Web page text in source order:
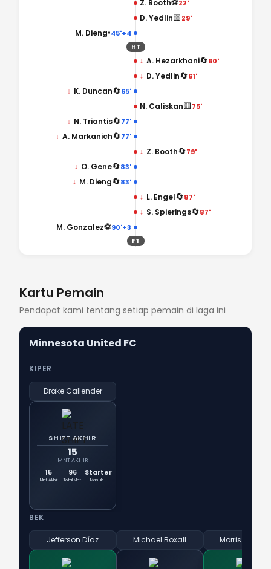
Z. Booth⚽22'
D. Yedlin🟨29'
45'+4
•
M. Dieng
HT
↓ A. Hezarkhani🔄60'
↓ D. Yedlin🔄61'
65'
🔄
↓ K. Duncan
N. Caliskan🟨75'
77'
🔄
↓ N. Triantis
77'
🔄
↓ A. Markanich
↓ Z. Booth🔄79'
83'
🔄
↓ O. Gene
83'
🔄
↓ M. Dieng
↓ L. Engel🔄87'
↓ S. Spierings🔄87'
90'+3
⚽
M. Gonzalez
FT
Kartu Pemain
Pendapat kami tentang setiap pemain di laga ini
Minnesota United FC
KIPER
Drake Callender
SHIFT AKHIR
15
MNT AKHIR
15
Mnt Akhir
96
Total Mnt
Starter
Masuk
BEK
Jefferson Díaz Michael Boxall Morris